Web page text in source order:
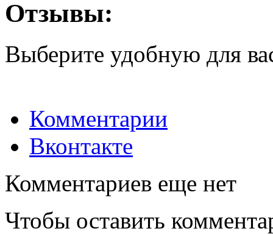
Отзывы:
Выберите удобную для
Комментарии
Вконтакте
Комментариев еще нет
Чтобы оставить